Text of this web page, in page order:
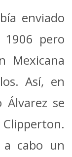
enviado
pero
Mexicana
Así, en
se
cabo un